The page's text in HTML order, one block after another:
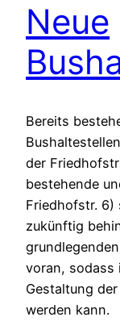
Neue
Bereits
der
bestehende
Friedhofstr. 6)
zukünftig
voran, sodass
Gestaltung
werden kann.